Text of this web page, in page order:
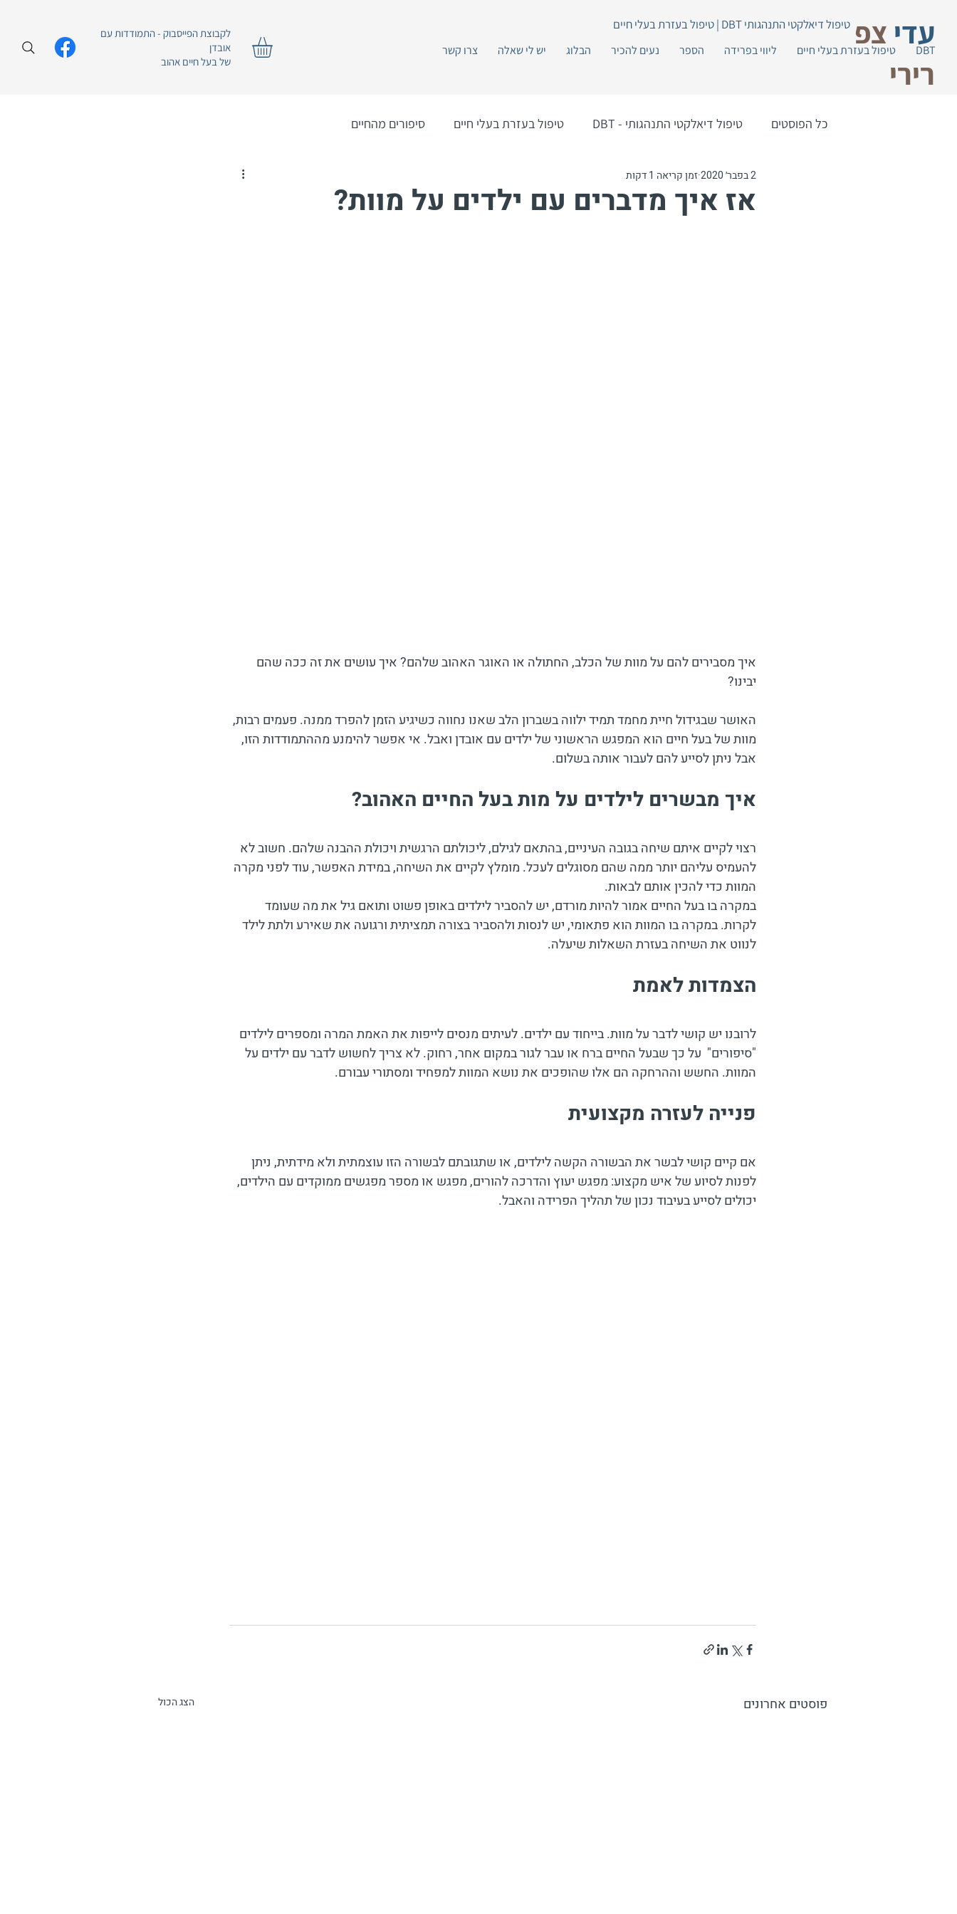
טיפול דיאלקטי התנהגותי DBT | טיפול בעזרת בעלי חיים עדי צפ
רירי
DBT טיפול בעזרת בעלי חיים ליווי בפרידה הספר נעים להכיר הבלוג יש לי שאלה צרו קשר
לקבוצת הפייסבוק - התמודדות עם
אובדן
של בעל חיים אהוב
כל הפוסטים טיפול דיאלקטי התנהגותי - DBT טיפול בעזרת בעלי חיים סיפורים מהחיים
אז איך מדברים עם ילדים על מוות?
2 בפבר׳ 2020 זמן קריאה 1 דקות
איך מסבירים להם על מוות של הכלב, החתולה או האוגר האהוב שלהם? איך עושים את זה ככה שהם
יבינו?
האושר שבגידול חיית מחמד תמיד ילווה בשברון הלב שאנו נחווה כשיגיע הזמן להפרד ממנה. פעמים רבות,
מוות של בעל חיים הוא המפגש הראשוני של ילדים עם אובדן ואבל. אי אפשר להימנע מההתמודדות הזו,
אבל ניתן לסייע להם לעבור אותה בשלום.
איך מבשרים לילדים על מות בעל החיים האהוב?
רצוי לקיים איתם שיחה בגובה העיניים, בהתאם לגילם, ליכולתם הרגשית ויכולת ההבנה שלהם. חשוב לא
להעמיס עליהם יותר ממה שהם מסוגלים לעכל. מומלץ לקיים את השיחה, במידת האפשר, עוד לפני מקרה
המוות כדי להכין אותם לבאות.
במקרה בו בעל החיים אמור להיות מורדם, יש להסביר לילדים באופן פשוט ותואם גיל את מה שעומד
לקרות. במקרה בו המוות הוא פתאומי, יש לנסות ולהסביר בצורה תמציתית ורגועה את שאירע ולתת לילד
לנווט את השיחה בעזרת השאלות שיעלה.
הצמדות לאמת
לרובנו יש קושי לדבר על מוות. בייחוד עם ילדים. לעיתים מנסים לייפות את האמת המרה ומספרים לילדים
"סיפורים"  על כך שבעל החיים ברח או עבר לגור במקום אחר, רחוק. לא צריך לחשוש לדבר עם ילדים על
המוות. החשש וההרחקה הם אלו שהופכים את נושא המוות למפחיד ומסתורי עבורם.
פנייה לעזרה מקצועית
אם קיים קושי לבשר את הבשורה הקשה לילדים, או שתגובתם לבשורה הזו עוצמתית ולא מידתית, ניתן
לפנות לסיוע של איש מקצוע: מפגש יעוץ והדרכה להורים, מפגש או מספר מפגשים ממוקדים עם הילדים,
יכולים לסייע בעיבוד נכון של תהליך הפרידה והאבל.
פוסטים אחרונים הצג הכול